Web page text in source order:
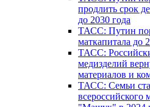
продлить срок
до 2030 года
ТАСС: Путин
маткапитала до
ТАСС:
медизделий
материалов и
ТАСС: Семьи
всероссийского